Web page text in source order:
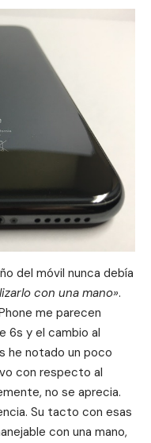
del móvil nunca debía
con una mano».
me parecen
6s y el cambio al
he notado un poco
con respecto al
no se aprecia.
Su tacto con esas
con una mano,